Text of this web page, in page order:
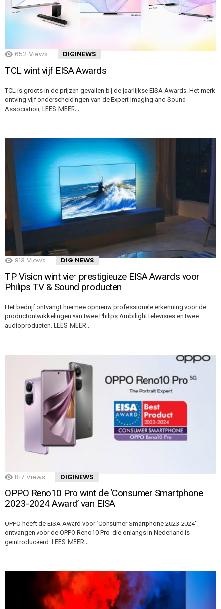
652 Views DIGINEWS
TCL wint vijf EISA Awards
TCL is groots in de prijzen gevallen bij de jaarlijkse EISA Awards. Het merk
ontving vijf onderscheidingen van de Expert Imaging and Sound
Association, LEES MEER…
813 Views DIGINEWS
TP Vision wint vier prestigieuze EISA Awards voor
Philips TV & Sound producten
Het bedrijf ontvangt hiermee opnieuw professionele erkenning voor de
productontwikkelingen van twee Philips Ambilight televisies en twee
audioproducten. LEES MEER…
817 Views DIGINEWS
OPPO Reno10 Pro wint de ‘Consumer Smartphone
2023-2024 Award’ van EISA
OPPO heeft de EISA Award voor ‘Consumer Smartphone 2023-2024’
ontvangen voor de OPPO Reno10 Pro, die onlangs in Nederland is
geïntroduceerd. LEES MEER…